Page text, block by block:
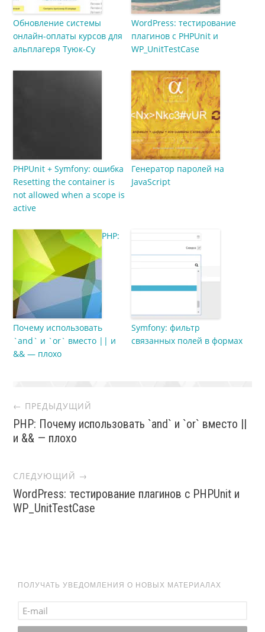
Обновление системы
онлайн-оплаты курсов для
альплагеря Туюк-Су
WordPress: тестирование
плагинов с PHPUnit и
WP_UnitTestCase
PHPUnit + Symfony: ошибка
Resetting the container is
not allowed when a scope is
active
Генератор паролей на
JavaScript
PHP:
Почему использовать
`and` и `or` вместо || и
&& — плохо
Symfony: фильтр
связанных полей в формах
Post
navigation
← ПРЕДЫДУЩИЙ
PHP: Почему использовать `and` и `or` вместо ||
и && — плохо
СЛЕДУЮЩИЙ →
WordPress: тестирование плагинов с PHPUnit и
WP_UnitTestCase
ПОЛУЧАТЬ УВЕДОМЛЕНИЯ О НОВЫХ МАТЕРИАЛАХ